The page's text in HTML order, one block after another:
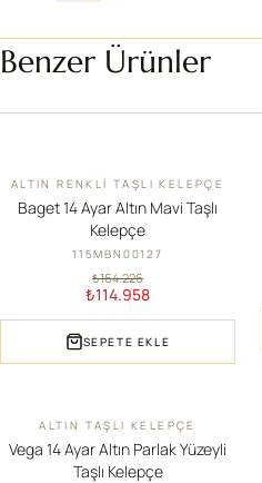
Benzer Ürünler
İNDIRIM
ALTIN RENKLI TAŞLI KELEPÇE
Baget 14 Ayar Altın Mavi Taşlı
Kelepçe
115MBN00127
₺164.226
₺114.958
SEPETE EKLE
YENI
ALTIN TAŞLI KELEPÇE
Vega 14 Ayar Altın Parlak Yüzeyli
Taşlı Kelepçe